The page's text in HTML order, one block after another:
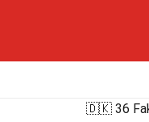
🇩🇰 36